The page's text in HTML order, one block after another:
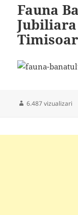
Fauna
6.487 vizualizari